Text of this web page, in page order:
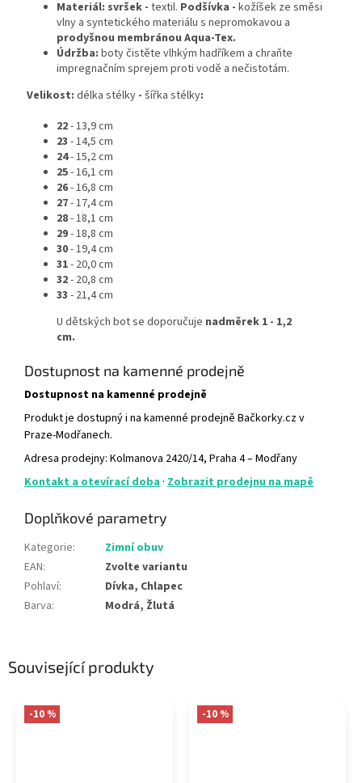
Související produkty
-10 % -10 %
Materiál: svršek - textil. Podšívka - kožíšek ze směsi
vlny a syntetického materiálu s nepromokavou a
prodyšnou membránou Aqua-Tex.
Údržba: boty čistěte vlhkým hadříkem a chraňte
impregnačním sprejem proti vodě a nečistotám.
Velikost: délka stélky - šířka stélky:
22- 13,9 cm
23 - 14,5 cm
24- 15,2 cm
25- 16,1 cm
26- 16,8 cm
27- 17,4 cm
28- 18,1 cm
29- 18,8 cm
30- 19,4 cm
31- 20,0 cm
32- 20,8 cm
33 - 21,4 cm
U dětských bot se doporučuje nadměrek 1 - 1,2
cm.
Dostupnost na kamenné prodejně
Dostupnost na kamenné prodejně
Produkt je dostupný i na kamenné prodejně Bačkorky.cz v
Praze-Modřanech.
Adresa prodejny: Kolmanova 2420/14, Praha 4 – Modřany
Kontakt a otevírací doba · Zobrazit prodejnu na mapě
Doplňkové parametry
Kategorie:
Zimní obuv
EAN:
Zvolte variantu
Pohlaví:
Dívka, Chlapec
Barva: Modrá, Žlutá